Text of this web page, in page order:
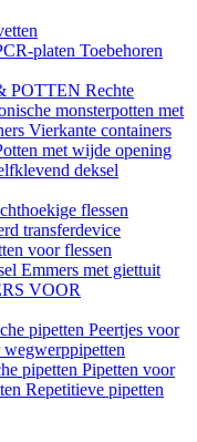
platen Toebehoren
POTTEN Rechte
monsterpotten met
Vierkante containers
met wijde opening
deksel
flessen
transferdevice
voor flessen
Emmers met giettuit
VOOR
pipetten Peertjes voor
pipetten Pipetten voor
Repetitieve pipetten